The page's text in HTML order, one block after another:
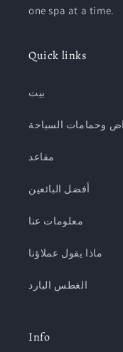
one spa at a time.
Quick links
بيت
وحمامات السباحة
مقاعد
أفضل البائعين
معلومات عنا
ماذا يقول عملاؤنا
الغطس البارد
Info